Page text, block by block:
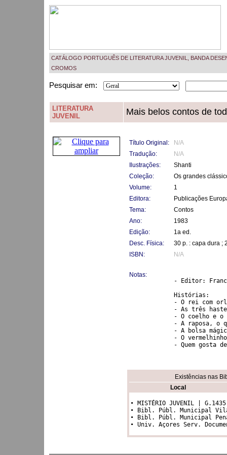
CATÁLOGO PORTUGUÊS DE LITERATURA JUVENIL, BANDA
CROMOS
Pesquisar em:
LITERATURA
JUVENIL
Mais belos contos de
Título Original:
N/A
Tradução:
N/A
Ilustrações:
Shanti
Coleção:
Os grandes
Volume:
1
Editora:
Publicações
Tema:
Contos
Ano:
1983
Edição:
1a ed.
Desc. Física:
30 p. : capa dura ;
ISBN:
N/A
Notas:
- Editor:
Histórias:
- O rei com
- As três
- O coelho e o
- A raposa, o
- A bolsa
- O vermelhinho
- Quem gosta
Existências nas
Local
• MISTÉRIO JUVENIL | G.1435
• Bibl. Públ. Municipal
• Bibl. Públ. Municipal